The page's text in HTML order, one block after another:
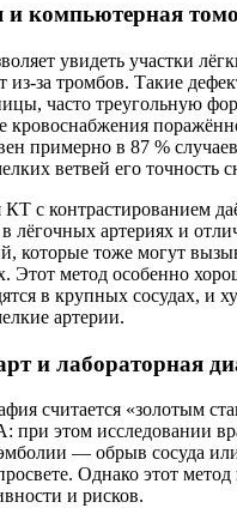
и компьютерная
увидеть участки
из‑за тромбов. Такие
часто треугольную
кровоснабжения
примерно в 87 %
ветвей его точность
с контрастированием
лёгочных артериях и
которые тоже могут
Этот метод особенно
в крупных сосудах, и
артерии.
и лабораторная
считается «золотым
при этом исследовании
— обрыв сосуда
Однако этот
и рисков.